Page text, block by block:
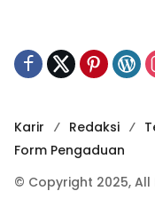
Karir Redaksi
Form Pengaduan
© Copyright 2025, All